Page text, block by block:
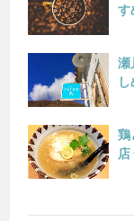
す
瀬
鶏
店